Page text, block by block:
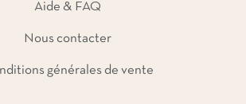
Aide & FAQ
Nous contacter
générales de vente